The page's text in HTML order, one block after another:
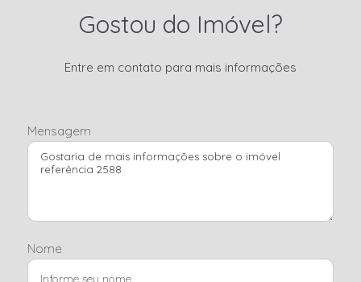
Gostou do Imóvel?
Entre em contato para mais informações
Mensagem
Nome